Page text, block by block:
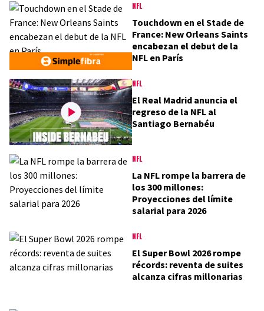
NFL
Touchdown en el Stade de
France: New Orleans Saints
encabezan el debut de la
NFL en París
NFL
El Real Madrid anuncia el
regreso de la NFL al
Santiago Bernabéu
NFL
La NFL rompe la barrera de
los 300 millones:
Proyecciones del límite
salarial para 2026
NFL
El Super Bowl 2026 rompe
récords: reventa de suites
alcanza cifras millonarias